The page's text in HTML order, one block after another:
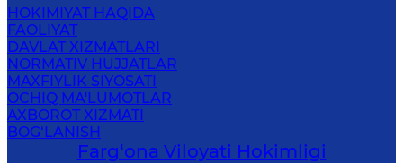
HOKIMIYAT HAQIDA
FAOLIYAT
DAVLAT XIZMATLARI
NORMATIV HUJJATLAR
MAXFIYLIK SIYOSATI
OCHIQ MA'LUMOTLAR
AXBOROT XIZMATI
BOG‘LANISH
Farg‘оnа Vilоyati Hоkimligi